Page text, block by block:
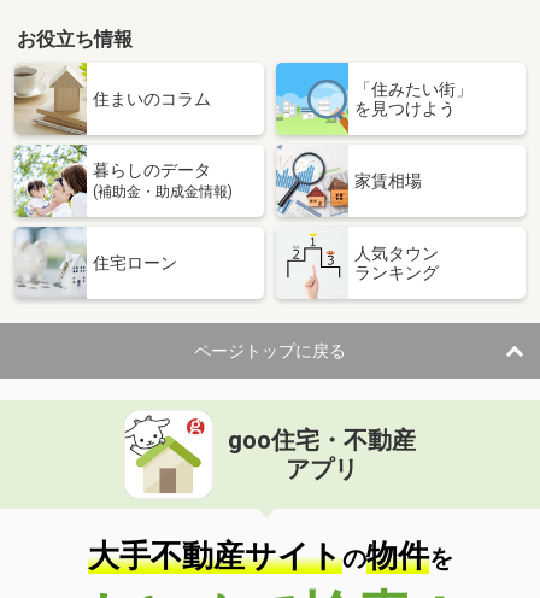
お役立ち情報
住まいのコラム
「住みたい街」
を見つけよう
暮らしのデータ
(補助金・助成金情報)
家賃相場
住宅ローン
人気タウン
ランキング
ページトップに戻る
goo住宅・不動産
アプリ
大手不動産サイトの物件を